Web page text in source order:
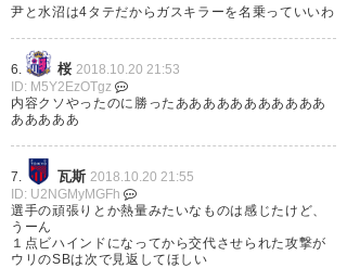
カウンターパンチ1発🤛🤜の
み！！！いけるぞ！！！ けんゆ
うのポストからの清武！！！
— pessimist (milan8825)2018,
10月 20
尹と水沼は4タテだからガスキラーを名乗っていいわ
6. 桜 2018.10.20 21:53
ID: M5Y2EzOTgz
内容クソやったのに勝ったあああああああああああ
あああああ
7. 瓦斯 2018.10.20 21:55
ID: U2NGMyMGFh
選手の頑張りとか熱量みたいなものは感じたけど、
うーん
１点ビハインドになってから交代させられた攻撃が
ウリのSBは次で見返してほしい